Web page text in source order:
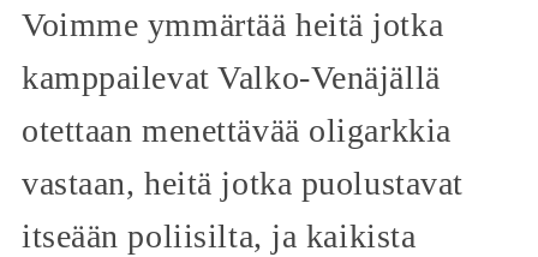
Voimme ymmärtää heitä jotka
kamppailevat Valko-Venäjällä
otettaan menettävää oligarkkia
vastaan, heitä jotka puolustavat
itseään poliisilta, ja kaikista